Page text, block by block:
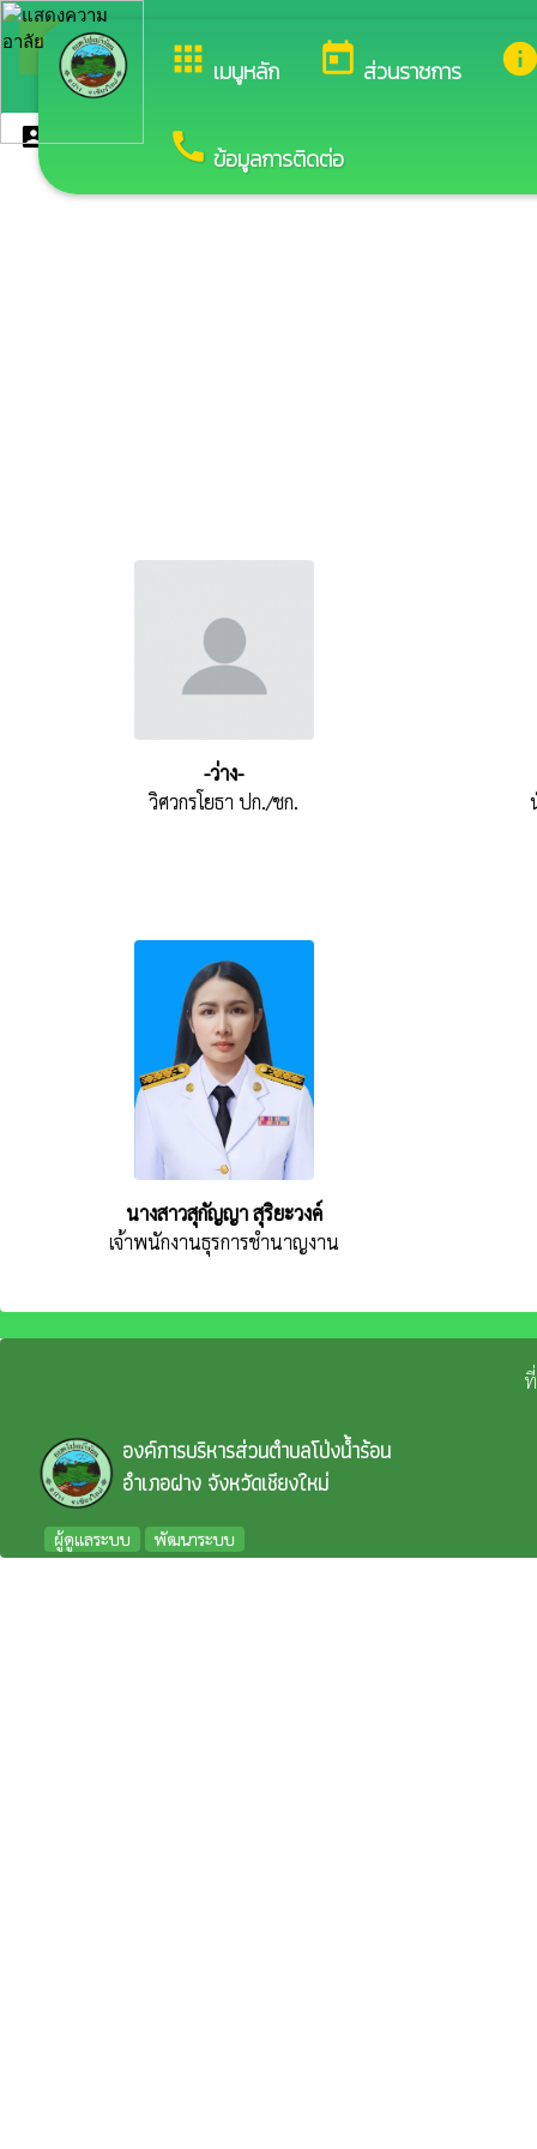
apps เมนูหลัก today ส่วนราชการ
call ข้อมูลการติดต่อ
arrow_back_iosกลับเมนูหลัก ยิน
account_boxกองช่าง
-ว่าง-
วิศวกรโยธา ปก./ชก.
นางสาวสุกัญญา สุริยะวงค์
เจ้าพนักงานธุรการชำนาญงาน
องค์การบริหารส่วนตำบลโป่งน้ำร้อน
อำเภอฝาง จังหวัดเชียงใหม่
ผู้ดูแลระบบ พัฒนาระบบ